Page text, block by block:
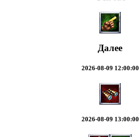
Далее
2026-08-09 12:00:00
2026-08-09 13:00:00